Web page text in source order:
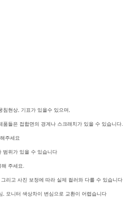
침현상, 기표가 있을수 있으며,
품들은 접합면의 경계나 스크래치가 있을 수 있습니다.
주세요
범위가 있을 수 있습니다
주세요.
리고 사진 보정에 따라 실제 컬러와 다를 수 있습니다
, 모니터 색상차이 변심으로 교환이 어렵습니다